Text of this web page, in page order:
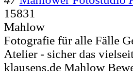
15831
Mahlow
Fotografie für alle Fälle
Atelier - sicher das
klausens.de Mahlow